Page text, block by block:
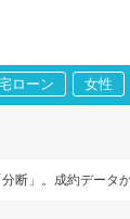
ローン 女性
断」。成約データ